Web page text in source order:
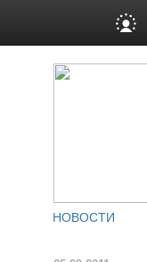
НОВОСТИ